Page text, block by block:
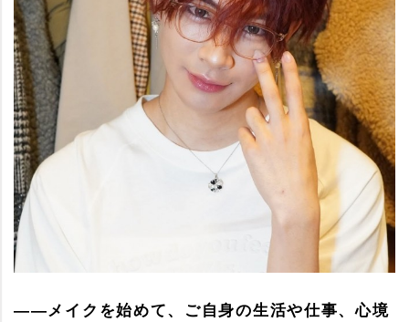
――メイクを始めて、ご自身の生活や仕事、心境